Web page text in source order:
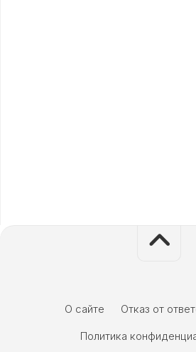
О сайте
Отказ от
Политика